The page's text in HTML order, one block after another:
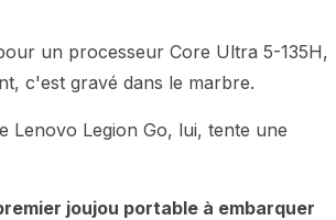
un processeur Core Ultra 5-135H,
c'est gravé dans le marbre.
Lenovo Legion Go, lui, tente une
joujou portable à embarquer